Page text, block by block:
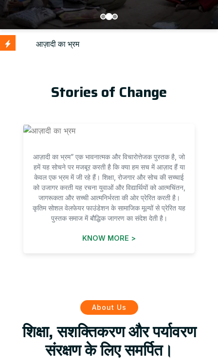
Stories of Change
आज़ादी का भ्रम” एक भावनात्मक और विचारोत्तेजक पुस्तक है, जो
हमें यह सोचने पर मजबूर करती है कि क्या हम सच में आज़ाद हैं या
केवल एक भ्रम में जी रहे हैं। शिक्षा, रोजगार और सोच की सच्चाई
को उजागर करती यह रचना युवाओं और विद्यार्थियों को आत्मचिंतन,
जागरूकता और सच्ची आत्मनिर्भरता की ओर प्रेरित करती है।
कृतिम सोशल वेलफेयर फाउंडेशन के सामाजिक मूल्यों से प्रेरित यह
पुस्तक समाज में बौद्धिक जागरण का संदेश देती है।
KNOW MORE >
About Us
शिक्षा, सशक्तिकरण और पर्यावरण
संरक्षण के लिए समर्पित।